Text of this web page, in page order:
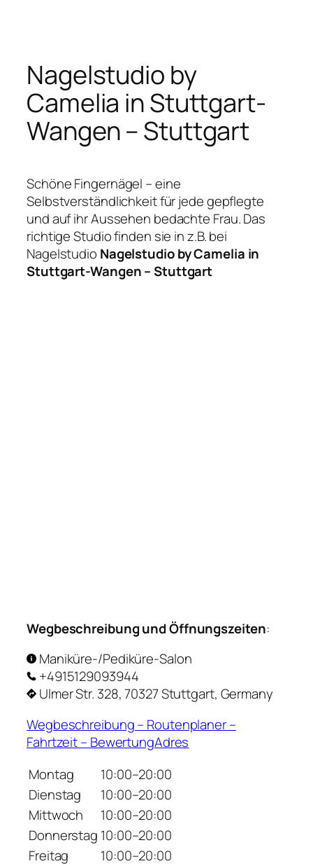
springen
Nagelstudio by
Camelia in Stuttgart-
Wangen – Stuttgart
Schöne Fingernägel – eine
Selbstverständlichkeit für jede gepflegte
und auf ihr Aussehen bedachte Frau. Das
richtige Studio finden sie in z.B. bei
Nagelstudio Nagelstudio by Camelia in
Stuttgart-Wangen – Stuttgart
Wegbeschreibung und Öffnungszeiten:
Maniküre-/Pediküre-Salon
+4915129093944
Ulmer Str. 328, 70327 Stuttgart, Germany
Wegbeschreibung – Routenplaner –
Fahrtzeit – BewertungAdres
Montag
10:00–20:00
Dienstag
10:00–20:00
Mittwoch
10:00–20:00
Donnerstag 10:00–20:00
Freitag
10:00–20:00